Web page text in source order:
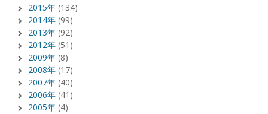
2015年 (134)
2014年 (99)
2013年 (92)
2012年 (51)
2009年 (8)
2008年 (17)
2007年 (40)
2006年 (41)
2005年 (4)